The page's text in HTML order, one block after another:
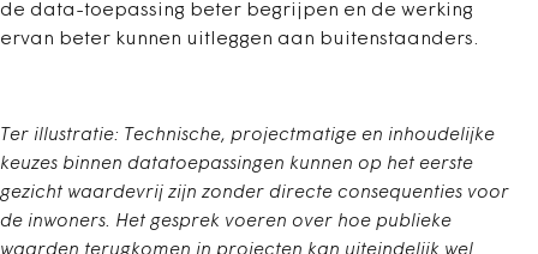
de data-toepassing beter begrijpen en de werking
ervan beter kunnen uitleggen aan buitenstaanders.
Ter illustratie: Technische, projectmatige en inhoudelijke
keuzes binnen datatoepassingen kunnen op het eerste
gezicht waardevrij zijn zonder directe consequenties voor
de inwoners. Het gesprek voeren over hoe publieke